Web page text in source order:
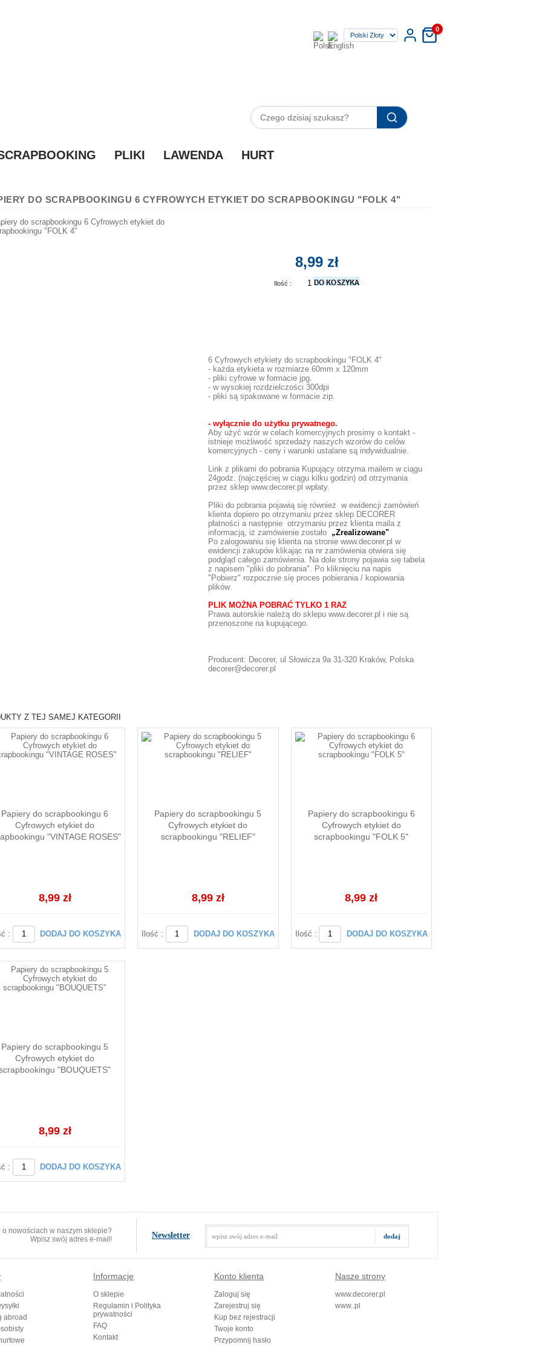
0
PLIKI LAWENDA HURT
DO SCRAPBOOKINGU 6 CYFROWYCH ETYKIET DO SCRAPBOOKINGU "FOLK 4"
8,99 zł
Ilość :
6 Cyfrowych etykiety do scrapbookingu "FOLK 4"
- każda etykieta w rozmiarze 60mm x 120mm
- pliki cyfrowe w formacie jpg.
- w wysokiej rozdzielczości 300dpi
- pliki są spakowane w formacie zip.
- wyłącznie do użytku prywatnego.
Aby użyć wzór w celach komercyjnych prosimy o kontakt -
istnieje możliwość sprzedaży naszych wzorów do celów
komercyjnych - ceny i warunki ustalane są indywidualnie.
Link z plikami do pobrania Kupujący otrzyma mailem w ciągu
24godz. (najczęściej w ciągu kilku godzin) od otrzymania
przez sklep www.decorer.pl wpłaty.
Pliki do pobrania pojawią się również w ewidencji zamówień
klienta dopiero po otrzymaniu przez sklep DECORER
płatności a następnie otrzymaniu przez klienta maila z
informacją, iż zamówienie zostało „Zrealizowane"
Po zalogowaniu się klienta na stronie www.decorer.pl w
ewidencji zakupów klikając na nr zamówienia otwiera się
podgląd całego zamówienia. Na dole strony pojawia się tabela
z napisem "pliki do pobrania". Po kliknięciu na napis
"Pobierz" rozpocznie się proces pobierania / kopiowania
plików.
PLIK MOŻNA POBRAĆ TYLKO 1 RAZ
Prawa autorskie należą do sklepu www.decorer.pl i nie są
przenoszone na kupującego.
Producent: Decorer, ul Słowicza 9a 31-320 Kraków, Polska
decorer@decorer.pl
Z TEJ SAMEJ KATEGORII
Papiery do scrapbookingu 6
Cyfrowych etykiet do
"VINTAGE ROSES"
8,99 zł
: DODAJ DO KOSZYKA
Papiery do scrapbookingu 5
Cyfrowych etykiet do
scrapbookingu "RELIEF"
8,99 zł
Ilość : DODAJ DO KOSZYKA
Papiery do scrapbookingu 6
Cyfrowych etykiet do
scrapbookingu "FOLK 5"
8,99 zł
Ilość : DODAJ DO KOSZYKA
Papiery do scrapbookingu 5
Cyfrowych etykiet do
"BOUQUETS"
8,99 zł
: DODAJ DO KOSZYKA
nowościach w naszym sklepie?
Wpisz swój adres e-mail!
Newsletter
abroad
Informacje
O sklepie
Regulamin i Polityka
prywatności
FAQ
Kontakt
Konto klienta
Zaloguj się
Zarejestruj się
Kup bez rejestracji
Twoje konto
Przypomnij hasło
Nasze strony
www.decorer.pl
www..pl